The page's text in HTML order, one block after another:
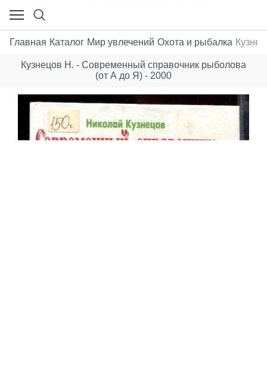
Главная Каталог Мир увлечений Охота и рыбалка
Кузнецов Н. - Современный справочник рыболова
(от А до Я) - 2000